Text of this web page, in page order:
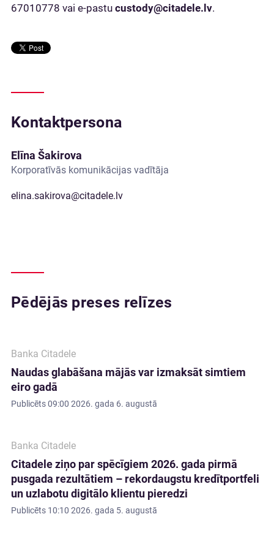
67010778 vai e-pastu custody@citadele.lv.
Kontaktpersona
Elīna Šakirova
Korporatīvās komunikācijas vadītāja
elina.sakirova@citadele.lv
Pēdējās preses relīzes
Banka Citadele
Naudas glabāšana mājās var izmaksāt simtiem
eiro gadā
Publicēts09:00 2026. gada 6. augustā
Banka Citadele
Citadele ziņo par spēcīgiem 2026. gada pirmā
pusgada rezultātiem – rekordaugstu kredītportfeli
un uzlabotu digitālo klientu pieredzi
Publicēts 10:10 2026. gada 5. augustā